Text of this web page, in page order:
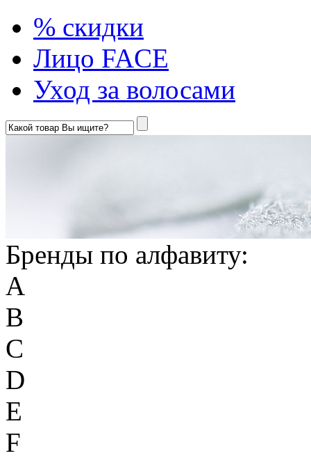
% скидки
Лицо FACE
Уход за волосами
Бренды по алфавиту:
A
B
C
D
E
F